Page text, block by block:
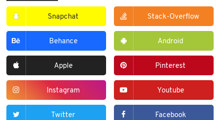
Snapchat Stack-Overflow
Behance Android
Apple Pinterest
Instagram Youtube
Twitter Facebook